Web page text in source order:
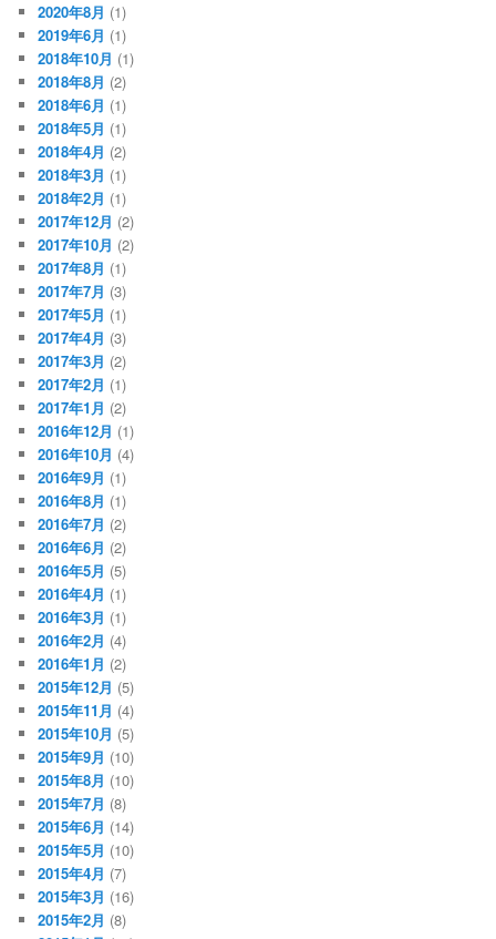
2020年8月 (1)
2019年6月 (1)
2018年10月 (1)
2018年8月 (2)
2018年6月 (1)
2018年5月 (1)
2018年4月 (2)
2018年3月 (1)
2018年2月 (1)
2017年12月 (2)
2017年10月 (2)
2017年8月 (1)
2017年7月 (3)
2017年5月 (1)
2017年4月 (3)
2017年3月 (2)
2017年2月 (1)
2017年1月 (2)
2016年12月 (1)
2016年10月 (4)
2016年9月 (1)
2016年8月 (1)
2016年7月 (2)
2016年6月 (2)
2016年5月 (5)
2016年4月 (1)
2016年3月 (1)
2016年2月 (4)
2016年1月 (2)
2015年12月 (5)
2015年11月 (4)
2015年10月 (5)
2015年9月 (10)
2015年8月 (10)
2015年7月 (8)
2015年6月 (14)
2015年5月 (10)
2015年4月 (7)
2015年3月 (16)
2015年2月 (8)